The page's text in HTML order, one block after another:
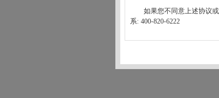
如果您不同意上述协议
系: 400-820-6222